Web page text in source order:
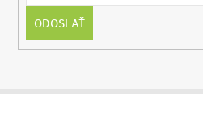
ODOSLAŤ